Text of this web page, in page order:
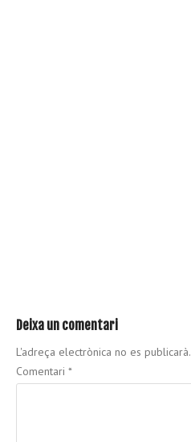
Deixa un comentari
L'adreça electrònica no es publicarà.
Comentari *